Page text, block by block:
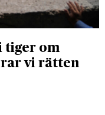
tiger om
vi rätten